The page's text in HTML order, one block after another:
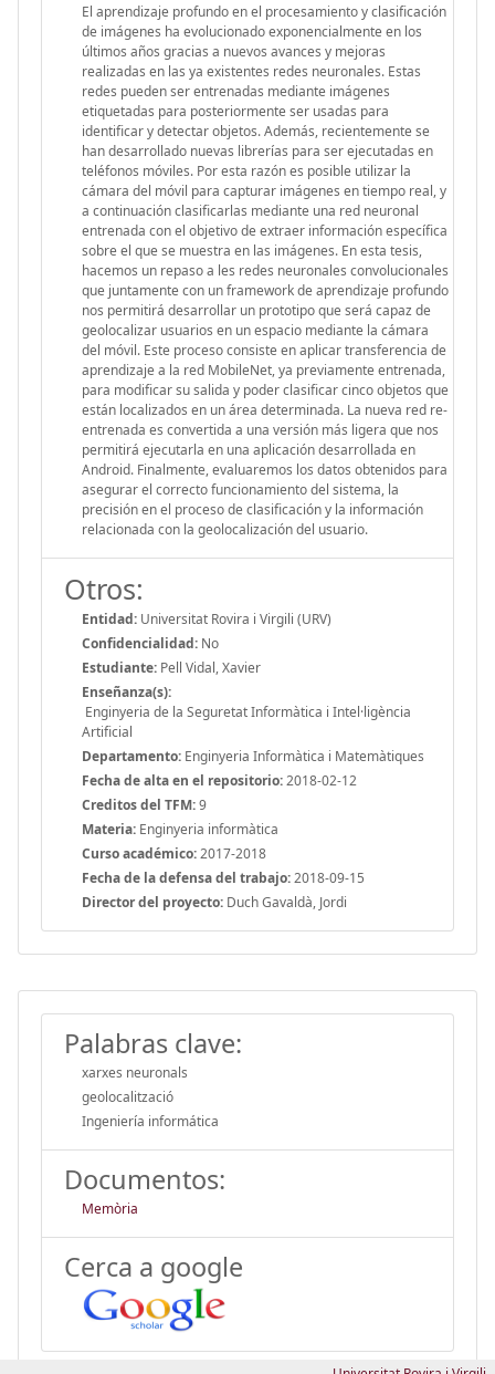
El aprendizaje profundo en el procesamiento y clasificación
de imágenes ha evolucionado exponencialmente en los
últimos años gracias a nuevos avances y mejoras
realizadas en las ya existentes redes neuronales. Estas
redes pueden ser entrenadas mediante imágenes
etiquetadas para posteriormente ser usadas para
identificar y detectar objetos. Además, recientemente se
han desarrollado nuevas librerías para ser ejecutadas en
teléfonos móviles. Por esta razón es posible utilizar la
cámara del móvil para capturar imágenes en tiempo real, y
a continuación clasificarlas mediante una red neuronal
entrenada con el objetivo de extraer información específica
sobre el que se muestra en las imágenes. En esta tesis,
hacemos un repaso a les redes neuronales convolucionales
que juntamente con un framework de aprendizaje profundo
nos permitirá desarrollar un prototipo que será capaz de
geolocalizar usuarios en un espacio mediante la cámara
del móvil. Este proceso consiste en aplicar transferencia de
aprendizaje a la red MobileNet, ya previamente entrenada,
para modificar su salida y poder clasificar cinco objetos que
están localizados en un área determinada. La nueva red re-
entrenada es convertida a una versión más ligera que nos
permitirá ejecutarla en una aplicación desarrollada en
Android. Finalmente, evaluaremos los datos obtenidos para
asegurar el correcto funcionamiento del sistema, la
precisión en el proceso de clasificación y la información
relacionada con la geolocalización del usuario.
Otros:
Entidad: Universitat Rovira i Virgili (URV)
Confidencialidad: No
Estudiante: Pell Vidal, Xavier
Enseñanza(s):
Enginyeria de la Seguretat Informàtica i Intel·ligència
Artificial
Departamento: Enginyeria Informàtica i Matemàtiques
Fecha de alta en el repositorio:2018-02-12
Creditos del TFM:9
Materia: Enginyeria informàtica
Curso académico:2017-2018
Fecha de la defensa del trabajo:2018-09-15
Director del proyecto: Duch Gavaldà, Jordi
Palabras clave:
xarxes neuronals
geolocalització
Ingeniería informática
Documentos:
Memòria
Cerca a google